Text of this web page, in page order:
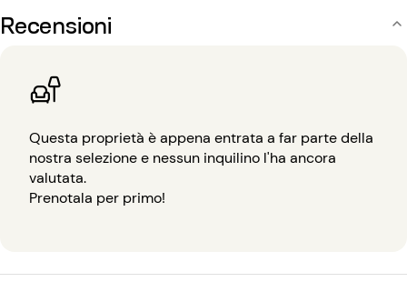
Recensioni
Questa proprietà è appena entrata a far parte della
nostra selezione e nessun inquilino l'ha ancora
valutata.
Prenotala per primo!